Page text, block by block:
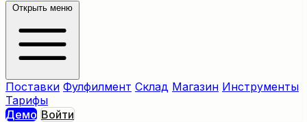
Открыть меню
Поставки Фулфилмент Склад Магазин Инструменты
Тарифы
Демо Войти